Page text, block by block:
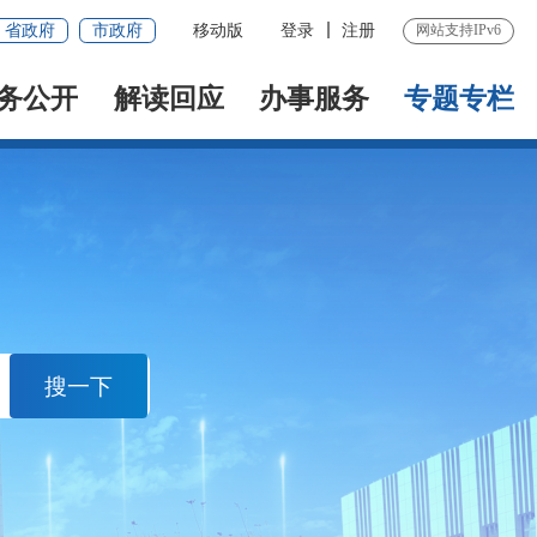
省政府 市政府 移动版 登录 注册 网站支持IPv6
公开 解读回应 办事服务 专题专栏
搜一下